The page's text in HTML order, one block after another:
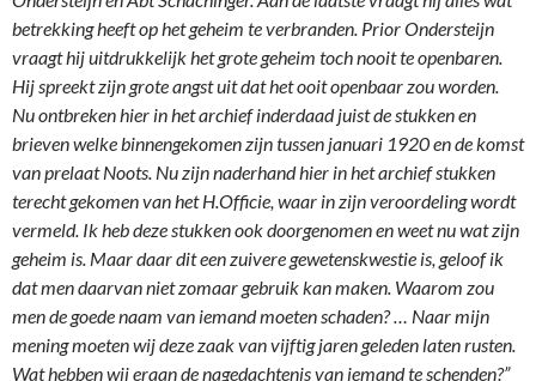
betrekking heeft op het geheim te verbranden. Prior Ondersteijn
vraagt hij uitdrukkelijk het grote geheim toch nooit te openbaren.
Hij spreekt zijn grote angst uit dat het ooit openbaar zou worden.
Nu ontbreken hier in het archief inderdaad juist de stukken en
brieven welke binnengekomen zijn tussen januari 1920 en de komst
van prelaat Noots. Nu zijn naderhand hier in het archief stukken
terecht gekomen van het H.Officie, waar in zijn veroordeling wordt
vermeld. Ik heb deze stukken ook doorgenomen en weet nu wat zijn
geheim is. Maar daar dit een zuivere gewetenskwestie is, geloof ik
dat men daarvan niet zomaar gebruik kan maken. Waarom zou
men de goede naam van iemand moeten schaden? … Naar mijn
mening moeten wij deze zaak van vijftig jaren geleden laten rusten.
Wat hebben wij eraan de nagedachtenis van iemand te schenden?”